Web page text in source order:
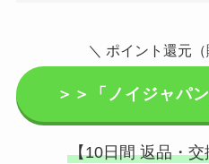
＼ ポイント還元
＞＞「ノイジャパ
【10日間 返品・